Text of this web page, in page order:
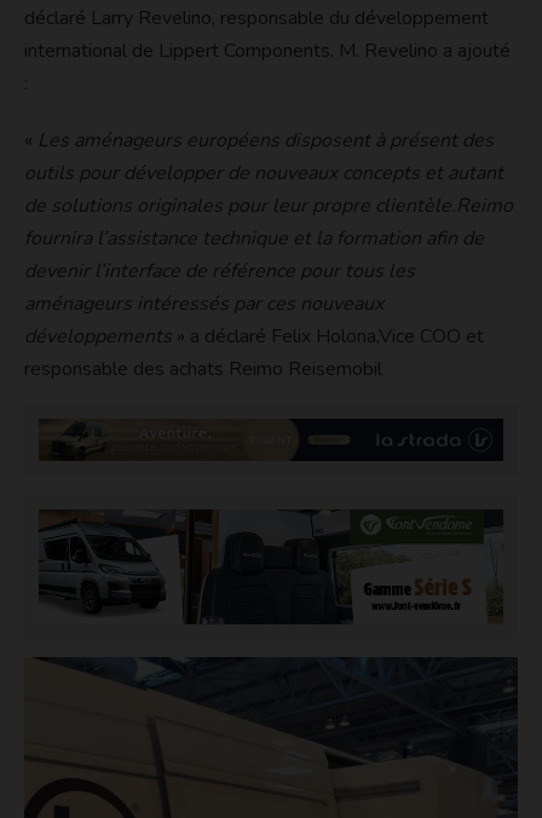
déclaré Larry Revelino, responsable du développement
international de Lippert Components. M. Revelino a ajouté
:
« Les aménageurs européens disposent à présent des
outils pour développer de nouveaux concepts et autant
de solutions originales pour leur propre clientèle.Reimo
fournira l’assistance technique et la formation afin de
devenir l’interface de référence pour tous les
aménageurs intéressés par ces nouveaux
développements » a déclaré Felix Holona,Vice COO et
responsable des achats Reimo Reisemobil